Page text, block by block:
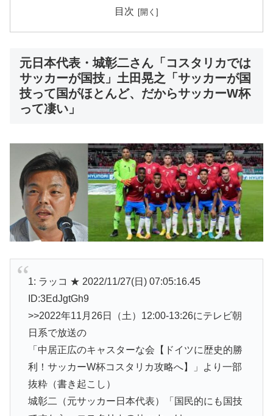
目次
元日本代表・城彰二さん「コスタリカでは
サッカーが国技」土田晃之「サッカーが国
技って国がほとんど、だからサッカーW杯
って凄い」
1: ラッコ ★ 2022/11/27(日) 07:05:16.45
ID:3EdJgtGh9
>>2022年11月26日（土）12:00-13:26にテレビ朝
日系で放送の
「中居正広のキャスターな会【ドイツに歴史的勝
利！サッカーW杯コスタリカ攻略へ】」より一部
抜粋（書き起こし）
城彰二（元サッカー日本代表）「国民的にも国技